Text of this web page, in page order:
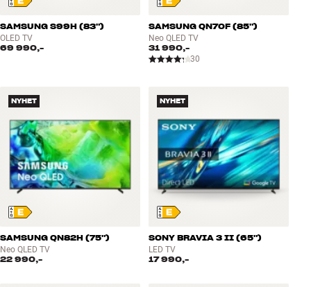
TILBUD
Logg inn
Kundeservice
Bygg med lyd
SAMSUNG S99H (83")
OLED TV
69 990,-
SAMSUNG QN70F (85")
Neo QLED TV
31 990,-
30
NYHET
SAMSUNG QN82H (75")
Neo QLED TV
22 990,-
NYHET
SONY BRAVIA 3 II (65")
LED TV
17 990,-